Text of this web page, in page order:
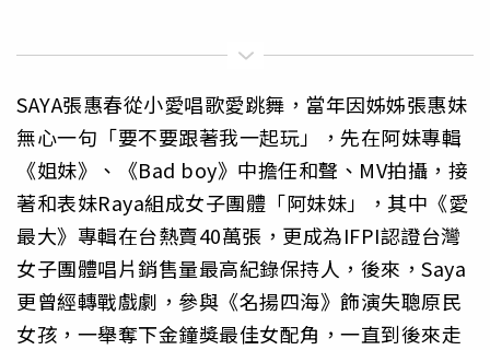
SAYA張惠春從小愛唱歌愛跳舞，當年因姊姊張惠妹
無心一句「要不要跟著我一起玩」，先在阿妹專輯
《姐妹》、《Bad boy》中擔任和聲、MV拍攝，接
著和表妹Raya組成女子團體「阿妹妹」，其中《愛
最大》專輯在台熱賣40萬張，更成為IFPI認證台灣
女子團體唱片銷售量最高紀錄保持人，後來，Saya
更曾經轉戰戲劇，參與《名揚四海》飾演失聰原民
女孩，一舉奪下金鐘獎最佳女配角，一直到後來走